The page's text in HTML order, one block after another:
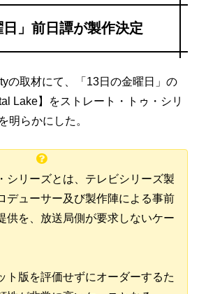
日」前日譚が製作決定
の取材にて、「13日の金曜日」の
Lake】をストレート・トゥ・シリ
明らかにした。
シリーズとは、テレビシリーズ製
デューサー及び製作陣による事前
供を、放送局側が要求しないケー
ト版を評価せずにオーダーするた